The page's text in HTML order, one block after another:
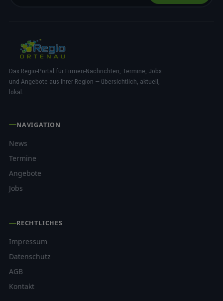
Das Regio-Portal für Firmen-Nachrichten, Termine, Jobs
und Angebote aus Ihrer Region — übersichtlich, aktuell,
lokal.
NAVIGATION
News
Termine
Angebote
Jobs
RECHTLICHES
Impressum
Datenschutz
AGB
Kontakt